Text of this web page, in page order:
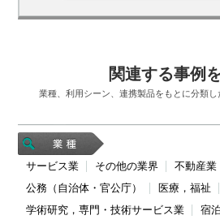
関連する事例
業種、利用シーン、連携製品をもとに分類し
サービス業 その他の業界
不動産業
公務（自治体・官公庁）
医療，福祉
学術研究，専門・技術サービス業
宿